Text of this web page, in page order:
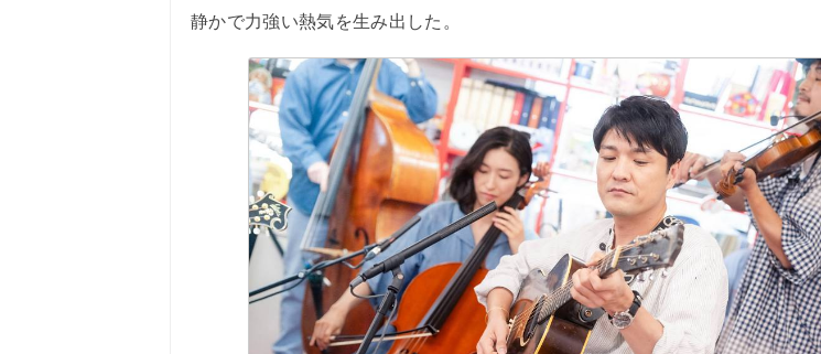
静かで力強い熱気を生み出した。